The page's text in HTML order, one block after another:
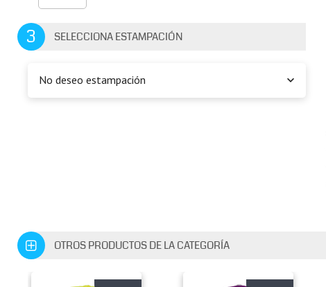
3 SELECCIONA ESTAMPACIÓN
No deseo estampación
OTROS PRODUCTOS DE LA CATEGORÍA